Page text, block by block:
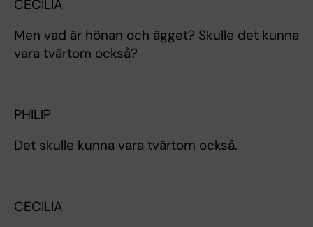
CECILIA
Men vad är hönan och ägget? Skulle det kunna
vara tvärtom också?
PHILIP
Det skulle kunna vara tvärtom också.
CECILIA